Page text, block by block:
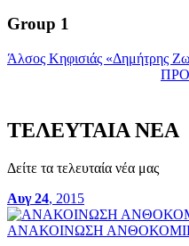
Group 1
Άλσος Κηφισιάς «Δημήτρης
ΤΕΛΕΥΤΑΙΑ ΝΕΑ
Δείτε τα τελευταία νέα μας
Αυγ 24, 2015
ΑΝΑΚΟΙΝΩΣΗ